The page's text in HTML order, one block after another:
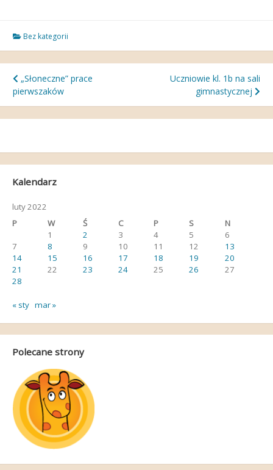
Bez kategorii
Nawigacja
wpisu
„Słoneczne” prace
pierwszaków
Uczniowie kl. 1b na sali
gimnastycznej
Kalendarz
luty 2022
P
W Ś C P S
N
1
2 3 4 5
6
7
8 9 10 11 12
13
14
15 16 17 18 19
20
21
22 23 24 25 26
27
28
« sty mar »
Polecane strony